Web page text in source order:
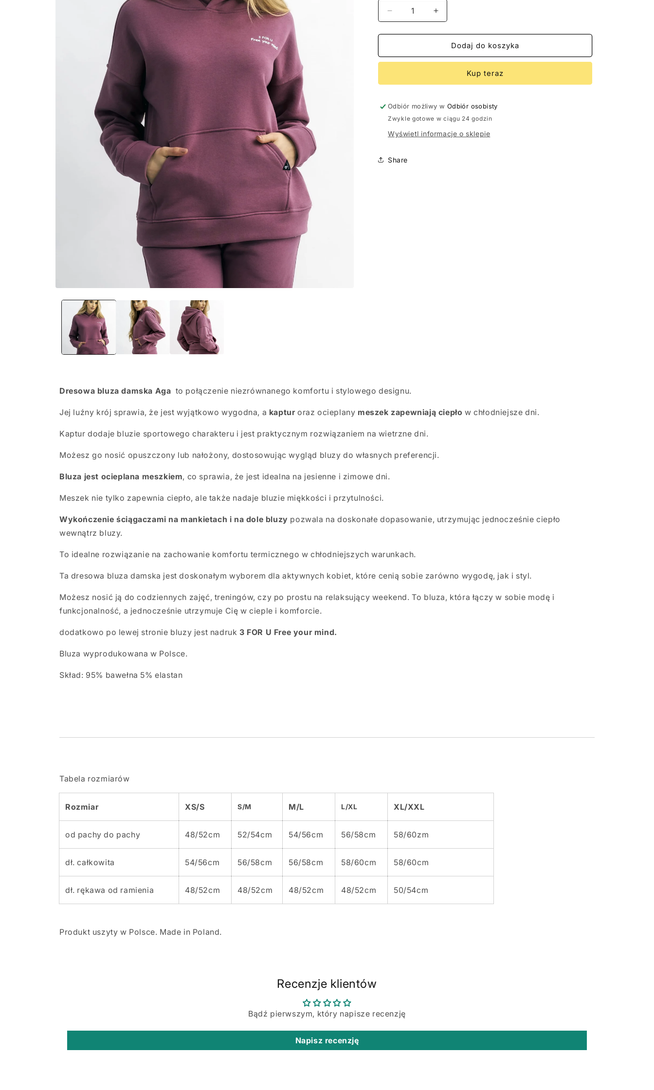
multimedia
modalnym
Zmniejsz
ilość
dla
Z
&quot;AGA&quot;
Zwiększ
ilość
dla
BLUZA
Z
DAMSKA
&quot;AGA&quot;
Dodaj do koszyka
Kup teraz
Odbiór możliwy w Odbiór osobisty
Zwykle gotowe w ciągu 24 godzin
Wyświetl informacje o sklepie
Share
Dresowa bluza damska Aga to połączenie niezrównanego komfortu i stylowego designu.
Jej luźny krój sprawia, że jest wyjątkowo wygodna, a kapturoraz ocieplany meszek zapewniają ciepło w chłodniejsze dni.
Kaptur dodaje bluzie sportowego charakteru i jest praktycznym rozwiązaniem na wietrzne dni.
Możesz go nosić opuszczony lub nałożony, dostosowując wygląd bluzy do własnych preferencji.
Bluza jest ocieplana meszkiem, co sprawia, że jest idealna na jesienne i zimowe dni.
Meszek nie tylko zapewnia ciepło, ale także nadaje bluzie miękkości i przytulności.
Wykończenie ściągaczami na mankietach i na dole bluzy pozwala na doskonałe dopasowanie, utrzymując jednocześnie ciepło
wewnątrz bluzy.
To idealne rozwiązanie na zachowanie komfortu termicznego w chłodniejszych warunkach.
Ta dresowa bluza damska jest doskonałym wyborem dla aktywnych kobiet, które cenią sobie zarówno wygodę, jak i styl.
Możesz nosić ją do codziennych zajęć, treningów, czy po prostu na relaksujący weekend. To bluza, która łączy w sobie modę i
funkcjonalność, a jednocześnie utrzymuje Cię w cieple i komforcie.
dodatkowo po lewej stronie bluzy jest nadruk 3 FOR U Free your mind.
Bluza wyprodukowana w Polsce.
Skład: 95% bawełna 5% elastan
Tabela rozmiarów
Rozmiar XS/S S/M M/L L/XL XL/XXL
od pachy do pachy 48/52cm 52/54cm 54/56cm 56/58cm 58/60zm
dł. całkowita 54/56cm 56/58cm 56/58cm 58/60cm 58/60cm
dł. rękawa od ramienia 48/52cm 48/52cm 48/52cm 48/52cm 50/54cm
Produkt uszyty w Polsce. Made in Poland.
Recenzje klientów
Bądź pierwszym, który napisze recenzję
Napisz recenzję